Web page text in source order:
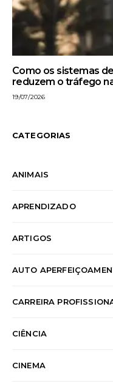
Como os sistemas
reduzem o tráfego
19/07/2026
CATEGORIAS
ANIMAIS
APRENDIZADO
ARTIGOS
AUTO
CARREIRA
CIÊNCIA
CINEMA